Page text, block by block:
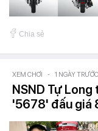
Chia sẻ
XEM CHƠI - 1 NGÀY TRƯỚC
NSND Tự Long
'5678' đấu giá